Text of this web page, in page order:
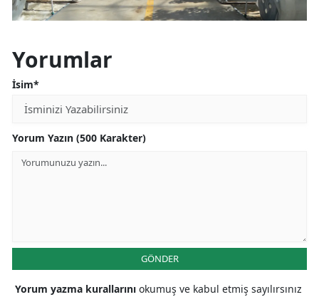
Yorumlar
İsim*
Yorum Yazın (500 Karakter)
GÖNDER
Yorum yazma kurallarını okumuş ve kabul etmiş sayılırsınız